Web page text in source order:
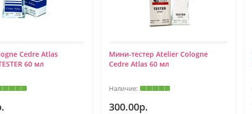
Cedre Atlas
60 мл
Мини-тестер Atelier Cologne
Cedre Atlas 60 мл
300.00р.